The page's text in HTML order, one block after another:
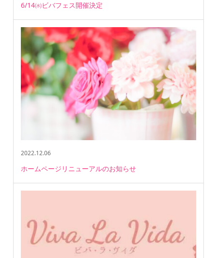
6/14㈬ビバフェス開催決定
2022.12.06
ホームページリニューアルのお知らせ